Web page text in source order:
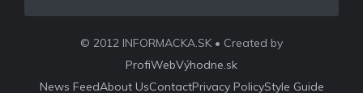
© 2012 INFORMACKA.SK • Created by
ProfiWebVýhodne.sk
News FeedAbout UsContactPrivacy PolicyStyle Guide